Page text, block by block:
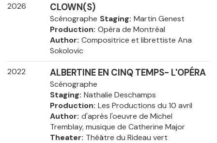
2026 CLOWN(S)
Scénographe Staging Martin Genest
Production Opéra de Montréal
Author Compositrice et librettiste Ana
Sokolovic
2022 ALBERTINE EN CINQ TEMPS- L'OPÉRA
Scénographe
Staging Nathalie Deschamps
Production Les Productions du 10 avril
Author d'après l'oeuvre de Michel
Tremblay, musique de Catherine Major
Theater Théâtre du Rideau vert